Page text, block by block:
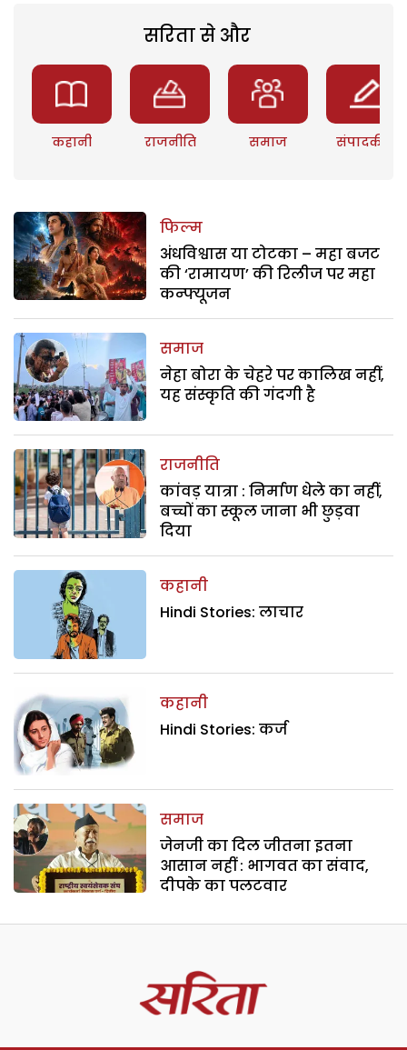
सरिता से और
कहानी राजनीति समाज संपादकीय
फिल्म
अंधविश्वास या टोटका – महा बजट
की ‘रामायण’ की रिलीज पर महा
कन्फ्यूजन
समाज
नेहा बोरा के चेहरे पर कालिख नहीं,
यह संस्कृति की गंदगी है
राजनीति
कांवड़ यात्रा : निर्माण धेले का नहीं,
बच्चों का स्कूल जाना भी छुड़वा
दिया
कहानी
Hindi Stories: लाचार
कहानी
Hindi Stories: कर्ज
समाज
जेनजी का दिल जीतना इतना
आसान नहीं : भागवत का संवाद,
दीपके का पलटवार